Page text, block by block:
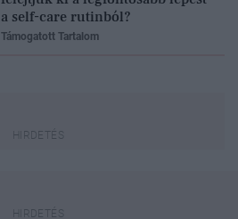
a self-care rutinból?
Támogatott Tartalom